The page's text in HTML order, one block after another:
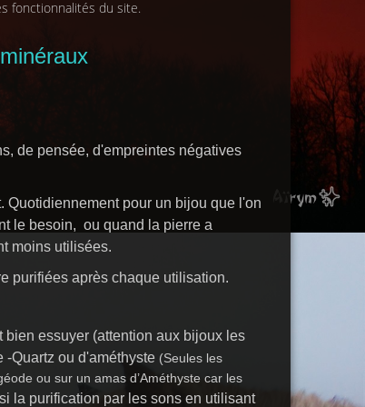
de pensée, d'empreintes négatives
Quotidiennement pour un bijou que l'on
le besoin, ou quand la pierre a
moins utilisées.
purifiées après chaque utilisation.
essuyer (attention aux bijoux les
-Quartz ou d'améthyste (Seules les
ou sur un amas d’Améthyste car les
la purification par les sons en utilisant
fonctionnalités du site.